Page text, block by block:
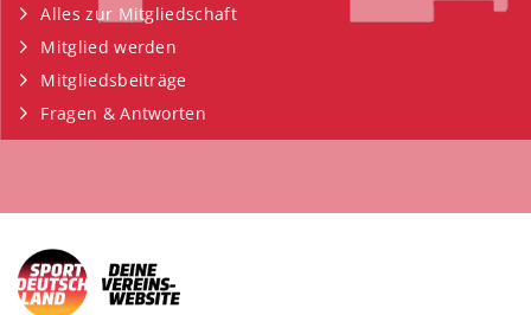
Alles zur Mitgliedschaft
Mitglied werden
Mitgliedsbeiträge
Fragen & Antworten